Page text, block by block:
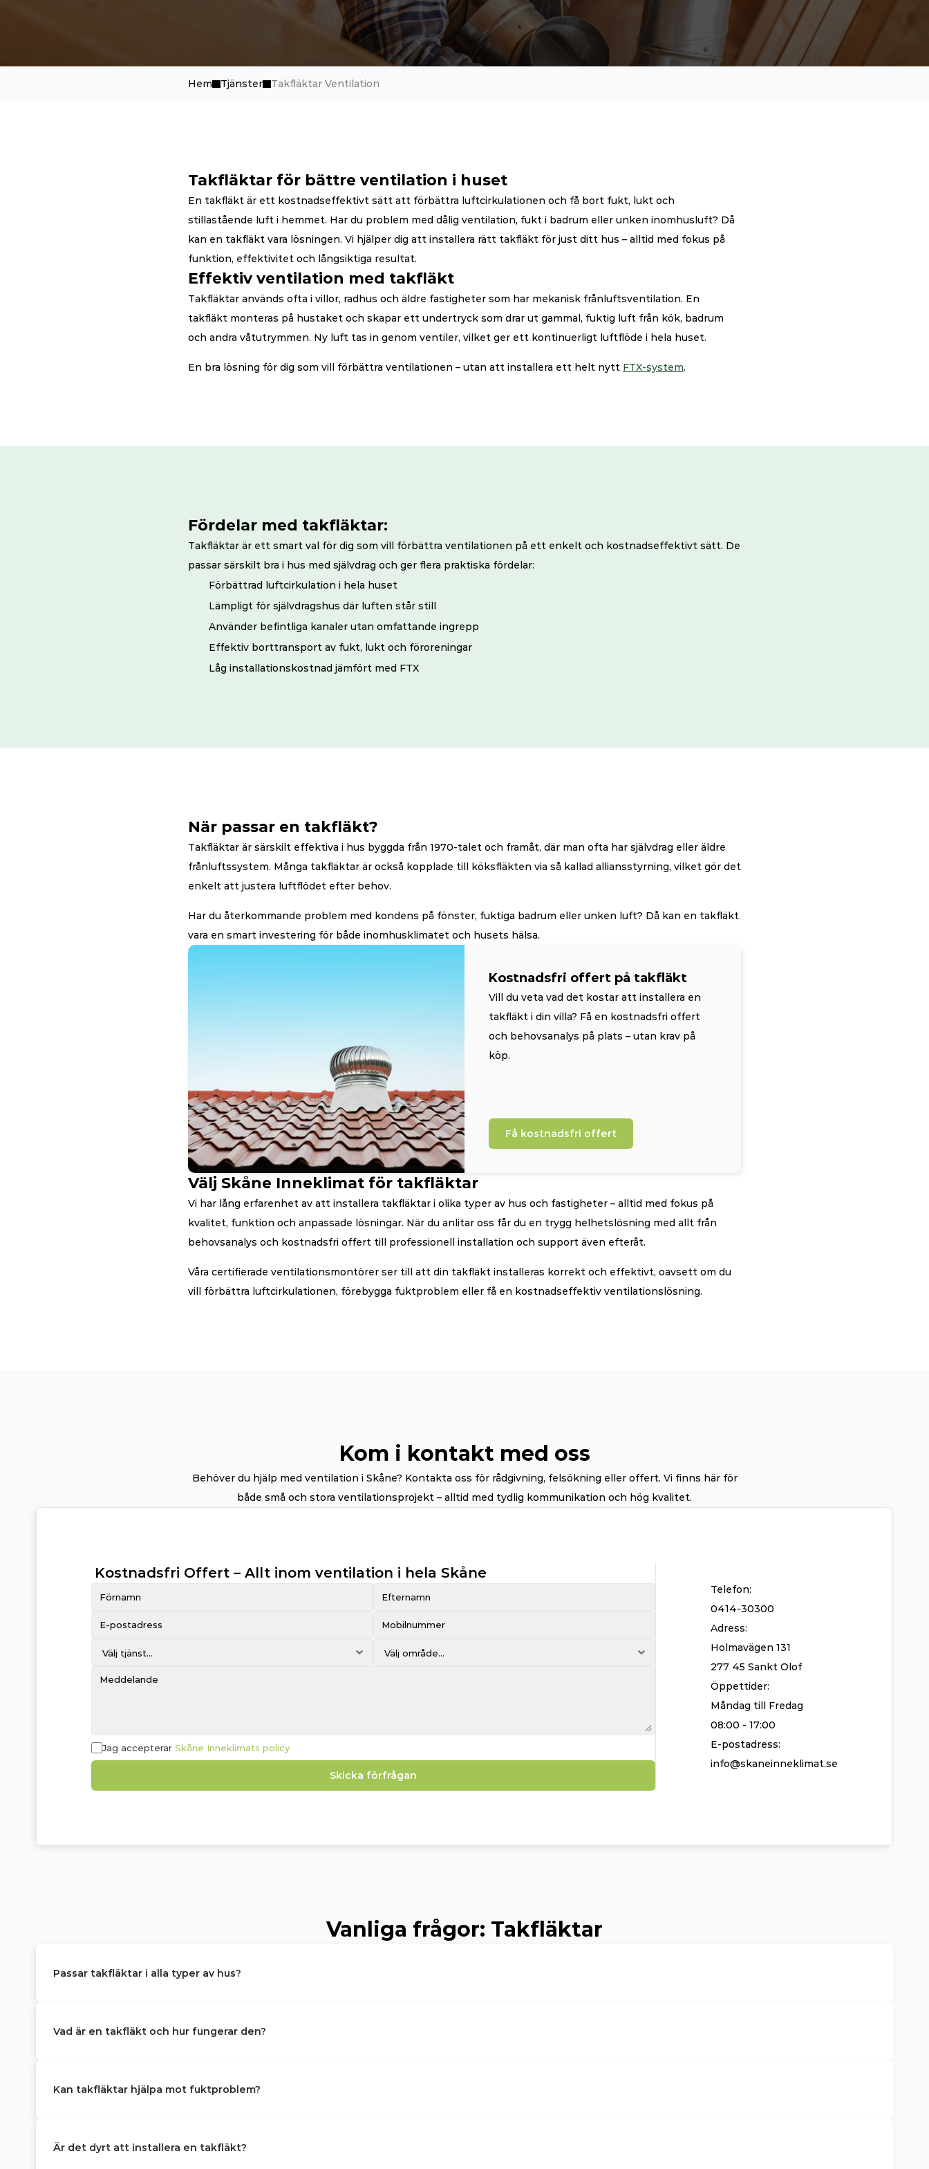
Hem Tjänster Takfläktar Ventilation
Takfläktar för bättre ventilation i huset
En takfläkt är ett kostnadseffektivt sätt att förbättra luftcirkulationen och få bort fukt, lukt och
stillastående luft i hemmet. Har du problem med dålig ventilation, fukt i badrum eller unken inomhusluft? Då
kan en takfläkt vara lösningen. Vi hjälper dig att installera rätt takfläkt för just ditt hus – alltid med fokus på
funktion, effektivitet och långsiktiga resultat.
Effektiv ventilation med takfläkt
Takfläktar används ofta i villor, radhus och äldre fastigheter som har mekanisk frånluftsventilation. En
takfläkt monteras på hustaket och skapar ett undertryck som drar ut gammal, fuktig luft från kök, badrum
och andra våtutrymmen. Ny luft tas in genom ventiler, vilket ger ett kontinuerligt luftflöde i hela huset.
En bra lösning för dig som vill förbättra ventilationen – utan att installera ett helt nytt FTX-system.
Fördelar med takfläktar:
Takfläktar är ett smart val för dig som vill förbättra ventilationen på ett enkelt och kostnadseffektivt sätt. De
passar särskilt bra i hus med självdrag och ger flera praktiska fördelar:
Förbättrad luftcirkulation i hela huset
Lämpligt för självdragshus där luften står still
Använder befintliga kanaler utan omfattande ingrepp
Effektiv borttransport av fukt, lukt och föroreningar
Låg installationskostnad jämfört med FTX
När passar en takfläkt?
Takfläktar är särskilt effektiva i hus byggda från 1970-talet och framåt, där man ofta har självdrag eller äldre
frånluftssystem. Många takfläktar är också kopplade till köksfläkten via så kallad alliansstyrning, vilket gör det
enkelt att justera luftflödet efter behov.
Har du återkommande problem med kondens på fönster, fuktiga badrum eller unken luft? Då kan en takfläkt
vara en smart investering för både inomhusklimatet och husets hälsa.
Kostnadsfri offert på takfläkt
Vill du veta vad det kostar att installera en
takfläkt i din villa? Få en kostnadsfri offert
och behovsanalys på plats – utan krav på
köp.
Få kostnadsfri offert
Välj Skåne Inneklimat för takfläktar
Vi har lång erfarenhet av att installera takfläktar i olika typer av hus och fastigheter – alltid med fokus på
kvalitet, funktion och anpassade lösningar. När du anlitar oss får du en trygg helhetslösning med allt från
behovsanalys och kostnadsfri offert till professionell installation och support även efteråt.
Våra certifierade ventilationsmontörer ser till att din takfläkt installeras korrekt och effektivt, oavsett om du
vill förbättra luftcirkulationen, förebygga fuktproblem eller få en kostnadseffektiv ventilationslösning.
Kom i kontakt med oss
Behöver du hjälp med ventilation i Skåne? Kontakta oss för rådgivning, felsökning eller offert. Vi finns här för
både små och stora ventilationsprojekt – alltid med tydlig kommunikation och hög kvalitet.
Kostnadsfri Offert – Allt inom ventilation i hela Skåne
Jag accepterar Skåne Inneklimats policy
Skicka förfrågan
Telefon:
0414-30300
Adress:
Holmavägen 131
277 45 Sankt Olof
Öppettider:
Måndag till Fredag
08:00 - 17:00
E-postadress:
info@skaneinneklimat.se
Vanliga frågor: Takfläktar
Passar takfläktar i alla typer av hus?
Vad är en takfläkt och hur fungerar den?
Kan takfläktar hjälpa mot fuktproblem?
Är det dyrt att installera en takfläkt?